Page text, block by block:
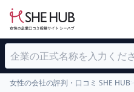
女性の会社の評判・口コミ SHE HUB